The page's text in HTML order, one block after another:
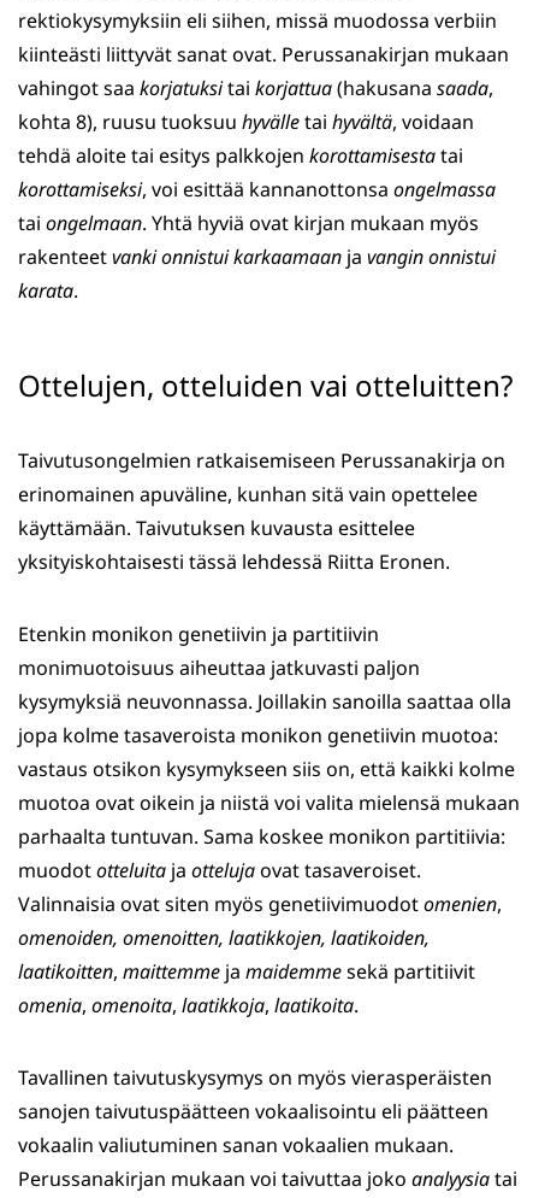
rektiokysymyksiin eli siihen, missä muodossa verbiin
kiinteästi liittyvät sanat ovat. Perussanakirjan mukaan
vahingot saa korjatuksitai korjattua(hakusana saada,
kohta 8), ruusu tuoksuu hyvälletai hyvältä, voidaan
tehdä aloite tai esitys palkkojen korottamisestatai
korottamiseksi, voi esittää kannanottonsa ongelmassa
tai ongelmaan. Yhtä hyviä ovat kirjan mukaan myös
rakenteetvanki onnistui karkaamaan ja vangin onnistui
karata.
Ottelujen, otteluiden vai otteluitten?
Taivutusongelmien ratkaisemiseen Perussanakirja on
erinomainen apuväline, kunhan sitä vain opettelee
käyttämään. Taivutuksen kuvausta esittelee
yksityiskohtaisesti tässä lehdessä Riitta Eronen.
Etenkin monikon genetiivin ja partitiivin
monimuotoisuus aiheuttaa jatkuvasti paljon
kysymyksiä neuvonnassa. Joillakin sanoilla saattaa olla
jopa kolme tasaveroista monikon genetiivin muotoa:
vastaus otsikon kysymykseen siis on, että kaikki kolme
muotoa ovat oikein ja niistä voi valita mielensä mukaan
parhaalta tuntuvan. Sama koskee monikon partitiivia:
muodototteluita ja ottelujaovat tasaveroiset.
Valinnaisia ovat siten myös genetiivimuodotomenien,
omenoiden, omenoitten, laatikkojen, laatikoiden,
laatikoitten, maittemme ja maidemmesekä partitiivit
omenia, omenoita, laatikkoja, laatikoita.
Tavallinen taivutuskysymys on myös vierasperäisten
sanojen taivutuspäätteen vokaalisointu eli päätteen
vokaalin valiutuminen sanan vokaalien mukaan.
Perussanakirjan mukaan voi taivuttaa joko analyysiatai